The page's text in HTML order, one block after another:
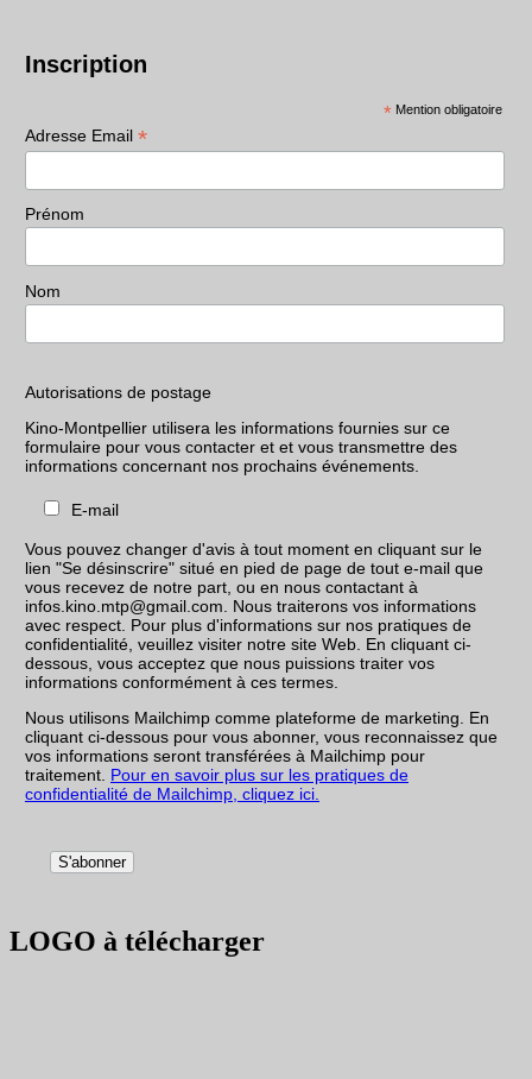
Inscription
* Mention obligatoire
Adresse Email *
Prénom
Nom
Autorisations de postage
Kino-Montpellier utilisera les informations fournies sur ce
formulaire pour vous contacter et et vous transmettre des
informations concernant nos prochains événements.
E-mail
Vous pouvez changer d'avis à tout moment en cliquant sur le
lien "Se désinscrire" situé en pied de page de tout e-mail que
vous recevez de notre part, ou en nous contactant à
infos.kino.mtp@gmail.com. Nous traiterons vos informations
avec respect. Pour plus d'informations sur nos pratiques de
confidentialité, veuillez visiter notre site Web. En cliquant ci-
dessous, vous acceptez que nous puissions traiter vos
informations conformément à ces termes.
Nous utilisons Mailchimp comme plateforme de marketing. En
cliquant ci-dessous pour vous abonner, vous reconnaissez que
vos informations seront transférées à Mailchimp pour
traitement. Pour en savoir plus sur les pratiques de
confidentialité de Mailchimp, cliquez ici.
LOGO à télécharger